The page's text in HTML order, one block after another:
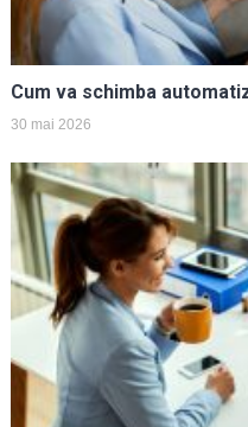
Cum va schimba
30 mai 2026